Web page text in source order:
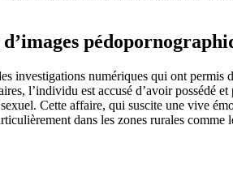
investigations numériques qui ont permis
l’individu est accusé d’avoir possédé et
Cette affaire, qui suscite une vive
dans les zones rurales comme